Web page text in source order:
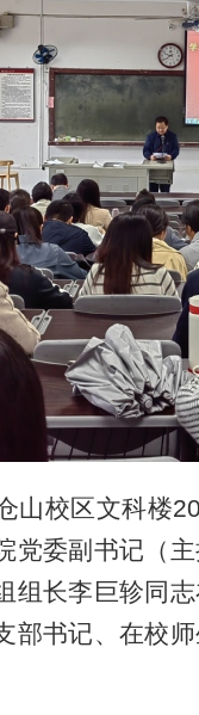
山校区文科楼
党委副书记（
组长李巨轸同
部书记、在校